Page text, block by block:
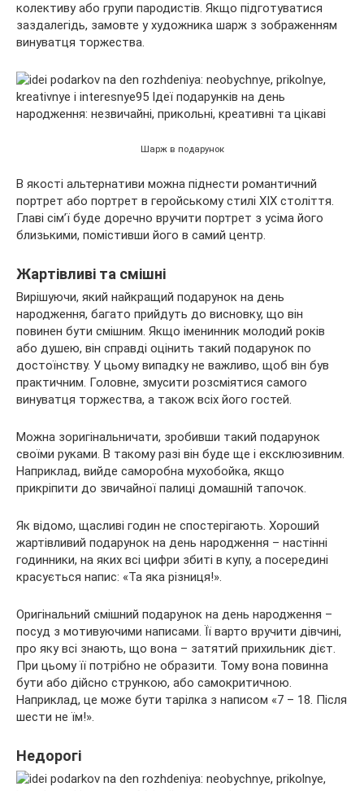
колективу або групи пародистів. Якщо підготуватися
заздалегідь, замовте у художника шарж з зображенням
винуватця торжества.
Шарж в подарунок
В якості альтернативи можна піднести романтичний
портрет або портрет в геройському стилі XIX століття.
Главі сім’ї буде доречно вручити портрет з усіма його
близькими, помістивши його в самий центр.
Жартівливі та смішні
Вирішуючи, який найкращий подарунок на день
народження, багато прийдуть до висновку, що він
повинен бути смішним. Якщо іменинник молодий років
або душею, він справді оцінить такий подарунок по
достоїнству. У цьому випадку не важливо, щоб він був
практичним. Головне, змусити розсміятися самого
винуватця торжества, а також всіх його гостей.
Можна зоригінальничати, зробивши такий подарунок
своїми руками. В такому разі він буде ще і ексклюзивним.
Наприклад, вийде саморобна мухобойка, якщо
прикріпити до звичайної палиці домашній тапочок.
Як відомо, щасливі годин не спостерігають. Хороший
жартівливий подарунок на день народження – настінні
годинники, на яких всі цифри збиті в купу, а посередині
красується напис: «Та яка різниця!».
Оригінальний смішний подарунок на день народження –
посуд з мотивуючими написами. Її варто вручити дівчині,
про яку всі знають, що вона – затятий прихильник дієт.
При цьому її потрібно не образити. Тому вона повинна
бути або дійсно стрункою, або самокритичною.
Наприклад, це може бути тарілка з написом «7 – 18. Після
шести не їм!».
Недорогі